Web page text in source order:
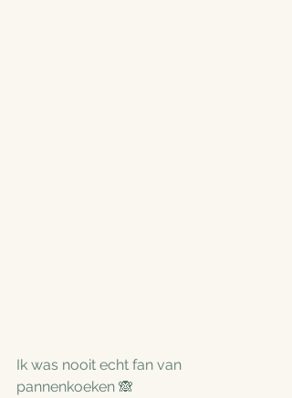
Ik was nooit echt fan van
pannenkoeken 🙈